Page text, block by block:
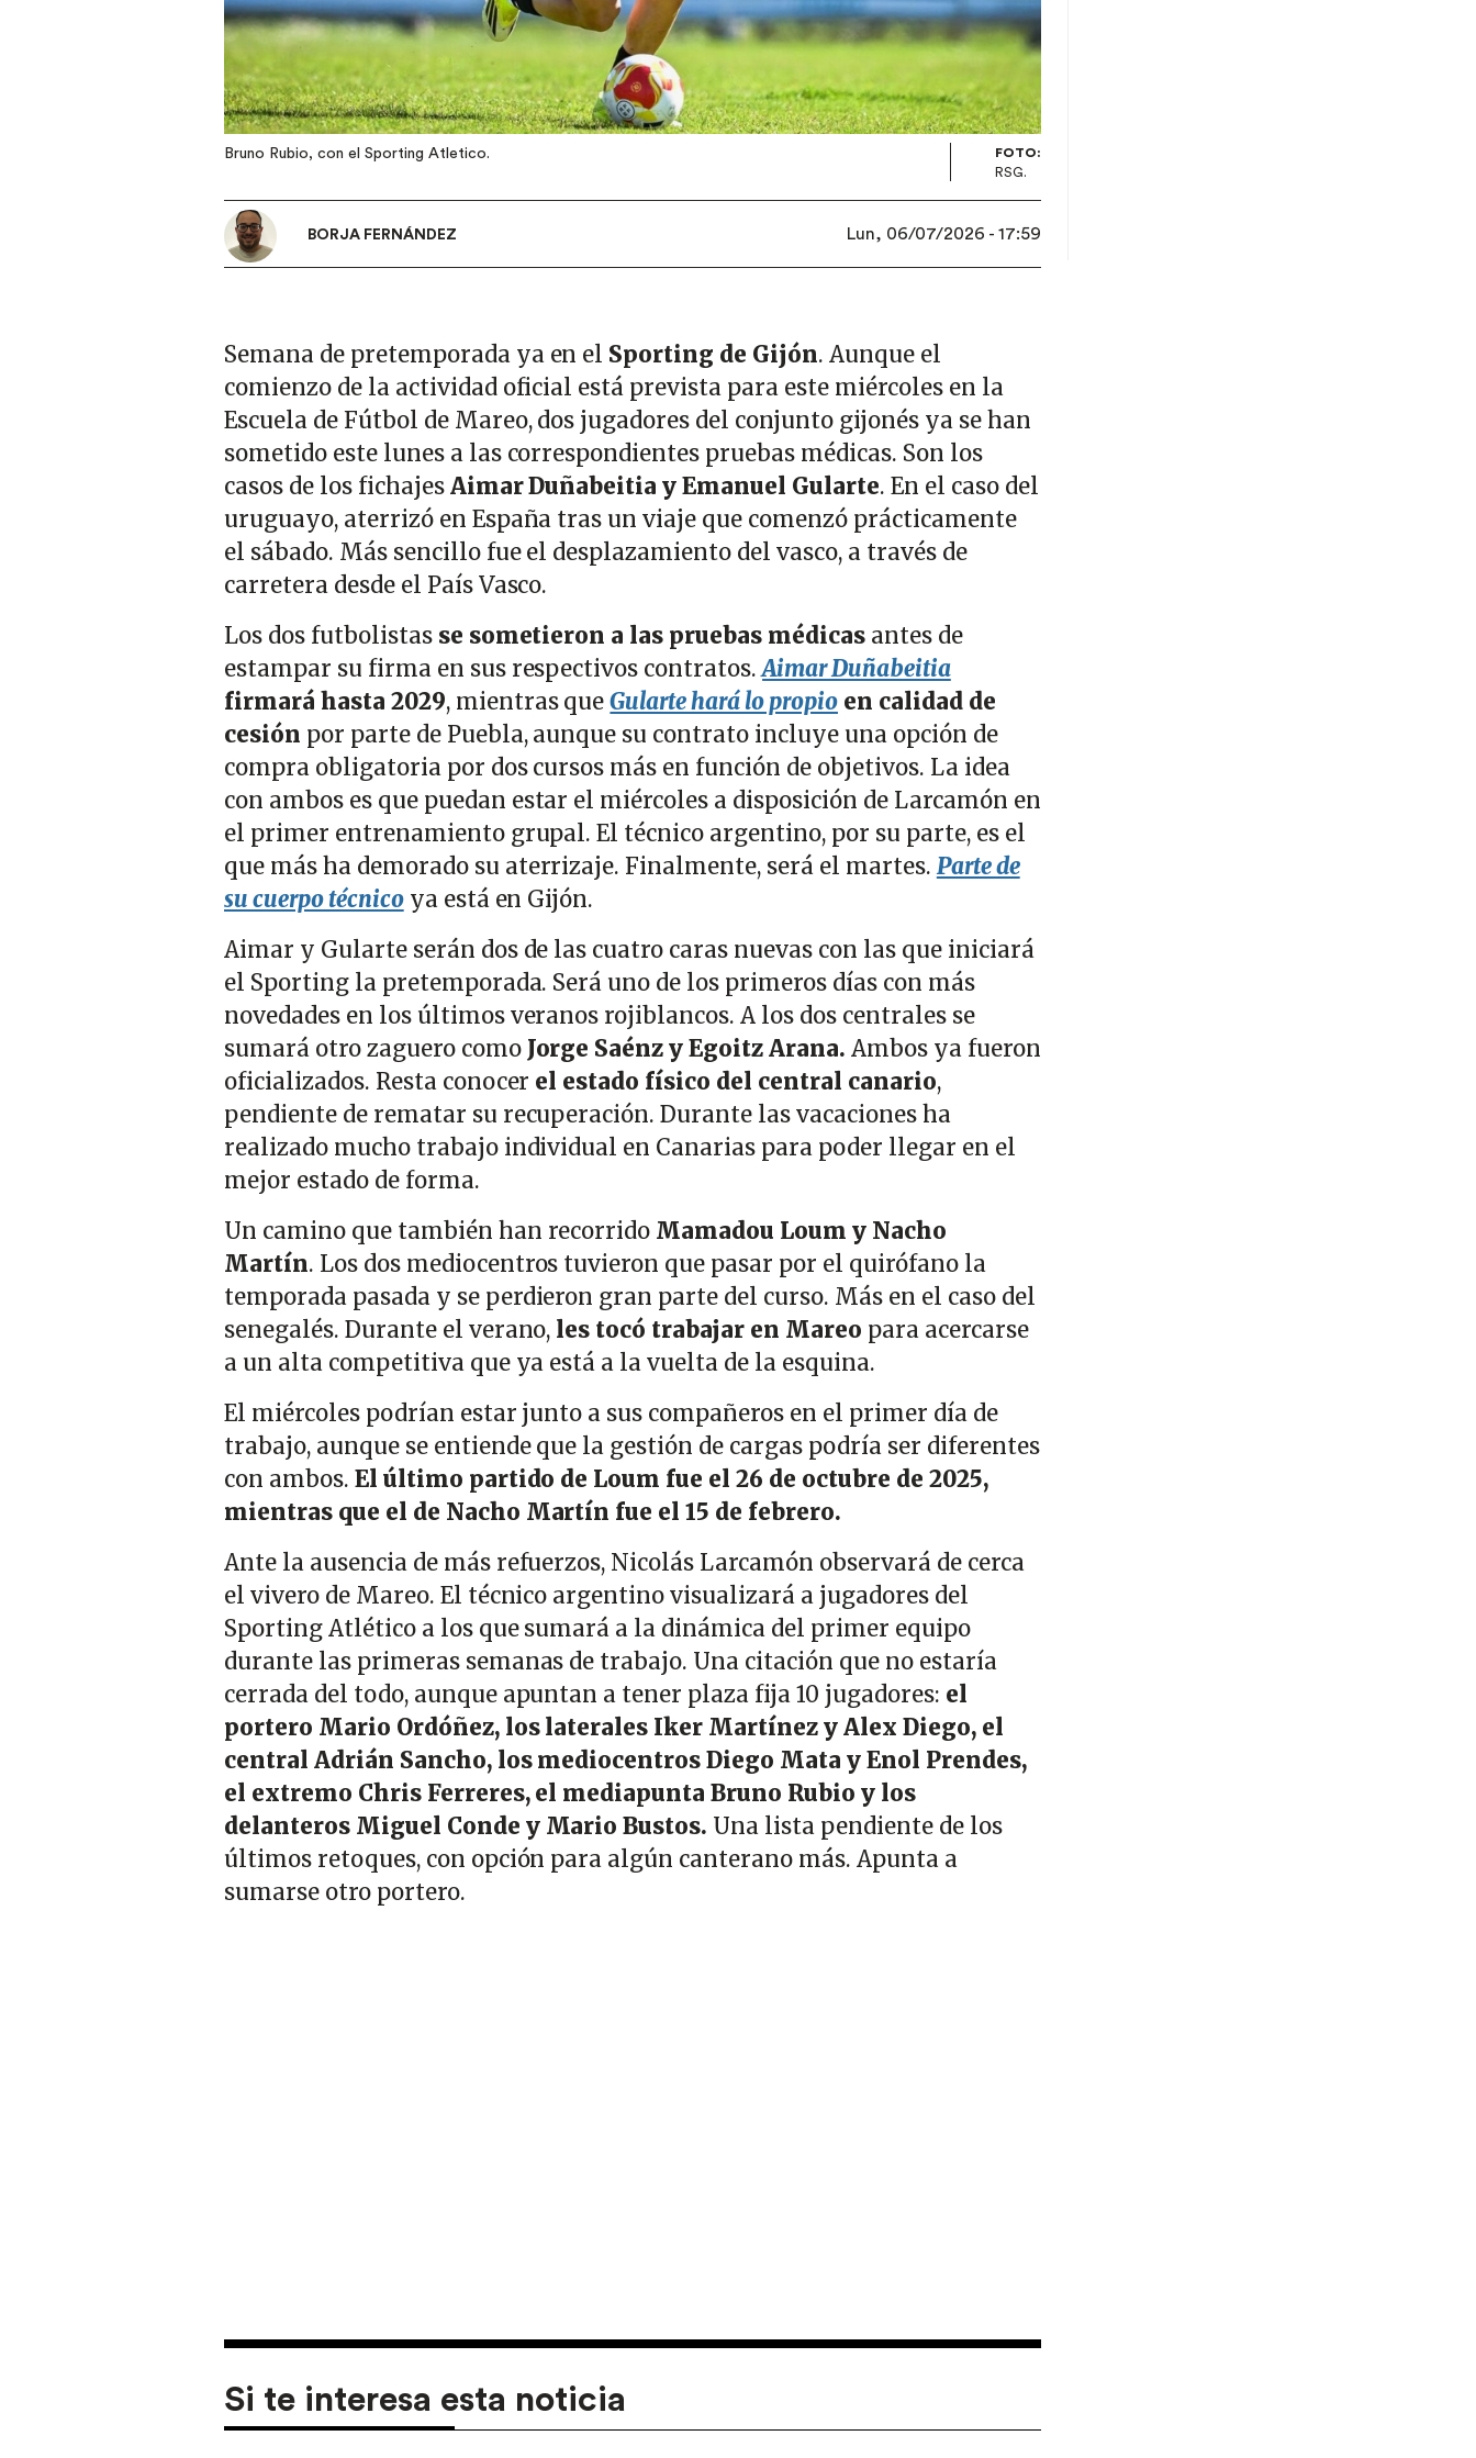
Bruno Rubio, con el Sporting Atletico.
FOTO:
RSG.
BORJA FERNÁNDEZ Lun, 06/07/2026 - 17:59
Semana de pretemporada ya en el Sporting de Gijón. Aunque el
comienzo de la actividad oficial está prevista para este miércoles en la
Escuela de Fútbol de Mareo, dos jugadores del conjunto gijonés ya se han
sometido este lunes a las correspondientes pruebas médicas. Son los
casos de los fichajesAimar Duñabeitia y Emanuel Gularte. En el caso del
uruguayo, aterrizó en España tras un viaje que comenzó prácticamente
el sábado. Más sencillo fue el desplazamiento del vasco, a través de
carretera desde el País Vasco.
Los dos futbolistas se sometieron a las pruebas médicas antes de
estampar su firma en sus respectivos contratos.Aimar Duñabeitia
firmará hasta 2029, mientras queGularte hará lo propioen calidad de
cesión por parte de Puebla, aunque su contrato incluye una opción de
compra obligatoria por dos cursos más en función de objetivos. La idea
con ambos es que puedan estar el miércoles a disposición de Larcamón en
el primer entrenamiento grupal. El técnico argentino, por su parte, es el
que más ha demorado su aterrizaje. Finalmente, será el martes.Parte de
su cuerpo técnicoya está en Gijón.
Aimar y Gularte serán dos de las cuatro caras nuevas con las que iniciará
el Sporting la pretemporada. Será uno de los primeros días con más
novedades en los últimos veranos rojiblancos. A los dos centrales se
sumará otro zaguero como Jorge Saénz y Egoitz Arana. Ambos ya fueron
oficializados. Resta conocer el estado físico del central canario,
pendiente de rematar su recuperación. Durante las vacaciones ha
realizado mucho trabajo individual en Canarias para poder llegar en el
mejor estado de forma.
Un camino que también han recorrido Mamadou Loum y Nacho
Martín. Los dos mediocentros tuvieron que pasar por el quirófano la
temporada pasada y se perdieron gran parte del curso. Más en el caso del
senegalés. Durante el verano, les tocó trabajar en Mareo para acercarse
a un alta competitiva que ya está a la vuelta de la esquina.
El miércoles podrían estar junto a sus compañeros en el primer día de
trabajo, aunque se entiende que la gestión de cargas podría ser diferentes
con ambos. El último partido de Loum fue el 26 de octubre de 2025,
mientras que el de Nacho Martín fue el 15 de febrero.
Ante la ausencia de más refuerzos, Nicolás Larcamón observará de cerca
el vivero de Mareo. El técnico argentino visualizará a jugadores del
Sporting Atlético a los que sumará a la dinámica del primer equipo
durante las primeras semanas de trabajo. Una citación que no estaría
cerrada del todo, aunque apuntan a tener plaza fija 10 jugadores: el
portero Mario Ordóñez, los laterales Iker Martínez y Alex Diego, el
central Adrián Sancho, los mediocentros Diego Mata y Enol Prendes,
el extremo Chris Ferreres, el mediapunta Bruno Rubio y los
delanteros Miguel Conde y Mario Bustos. Una lista pendiente de los
últimos retoques, con opción para algún canterano más. Apunta a
sumarse otro portero.
Si te interesa esta noticia